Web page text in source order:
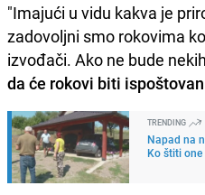
"Imajući u vidu kakva je
zadovoljni smo rokovima
izvođači. Ako ne bude
da će rokovi biti
TRENDING
Napad na
Ko štiti one